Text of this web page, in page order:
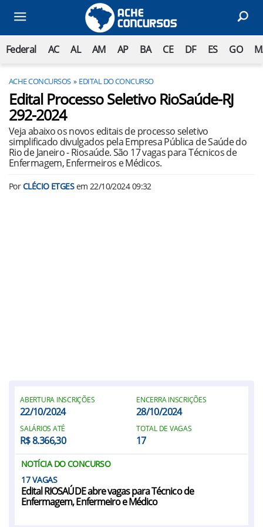
Federal AC AL AM AP BA CE DF ES GO
ACHE CONCURSOS EDITAL DO CONCURSO
Edital Processo Seletivo RioSaúde-RJ
292-2024
Veja abaixo os novos editais de processo seletivo
simplificado divulgados pela Empresa Pública de Saúde do
Rio de Janeiro - Riosaúde. São 17 vagas para Técnicos de
Enfermagem, Enfermeiros e Médicos.
PorCLÉCIO ETGESem 22/10/2024 09:32
ABERTURA INSCRIÇÕES
22/10/2024
ENCERRA INSCRIÇÕES
28/10/2024
SALÁRIOS ATÉ
R$ 8.366,30
TOTAL DE VAGAS
17
NOTÍCIA DO CONCURSO
17
Edital RIOSAÚDE abre vagas para Técnico de
Enfermagem, Enfermeiro e Médico